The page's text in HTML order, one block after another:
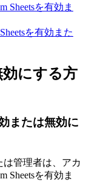
Sheetsを有効ま
を有効また
効にする方
または無効に
管理者は、アカ
Sheetsを有効ま